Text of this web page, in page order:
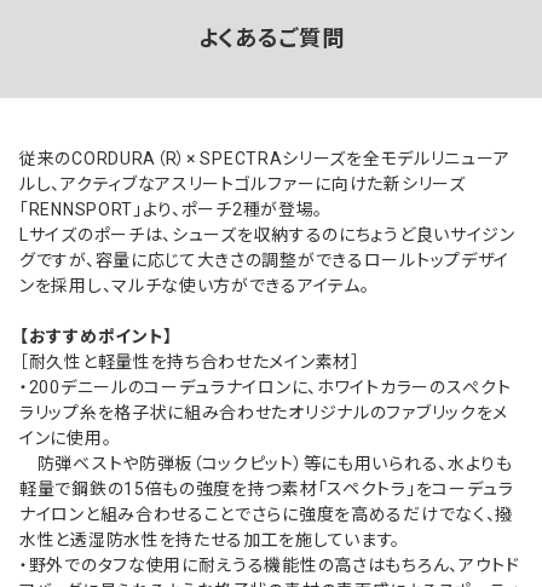
よくあるご質問
従来のCORDURA（R）× SPECTRAシリーズを全モデルリニューア
ルし、アクティブなアスリートゴルファーに向けた新シリーズ
「RENNSPORT」より、ポーチ2種が登場。
Lサイズのポーチは、シューズを収納するのにちょうど良いサイジン
グですが、容量に応じて大きさの調整ができるロールトップデザイ
ンを採用し、マルチな使い方ができるアイテム。
【おすすめポイント】
［耐久性と軽量性を持ち合わせたメイン素材］
・200デニールのコーデュラナイロンに、ホワイトカラーのスぺクト
ラリップ糸を格子状に組み合わせたオリジナルのファブリックをメ
インに使用。
防弾ベストや防弾板（コックピット）等にも用いられる、水よりも
軽量で鋼鉄の15倍もの強度を持つ素材「スペクトラ」をコーデュラ
ナイロンと組み合わせることでさらに強度を高めるだけでなく、撥
水性と透湿防水性を持たせる加工を施しています。
・野外でのタフな使用に耐えうる機能性の高さはもちろん、アウトド